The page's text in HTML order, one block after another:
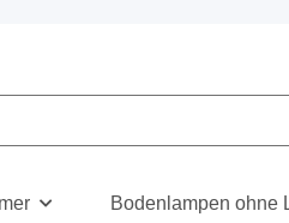
Bodenlampen ohne